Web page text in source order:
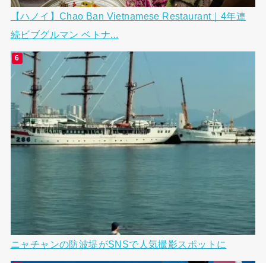
【ハノイ】Chao Ban Vietnamese Restaurant｜4年連
続ビブグルマン ベトナ...
ニャチャンの防波堤がSNSで人気撮影スポットに